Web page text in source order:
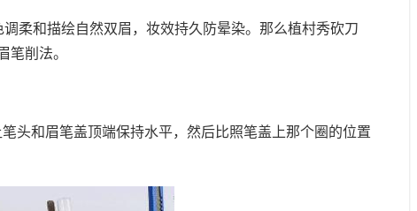
柔和描绘自然双眉，妆效持久防晕染。那么植村秀砍刀
削法。
头和眉笔盖顶端保持水平，然后比照笔盖上那个圈的位置